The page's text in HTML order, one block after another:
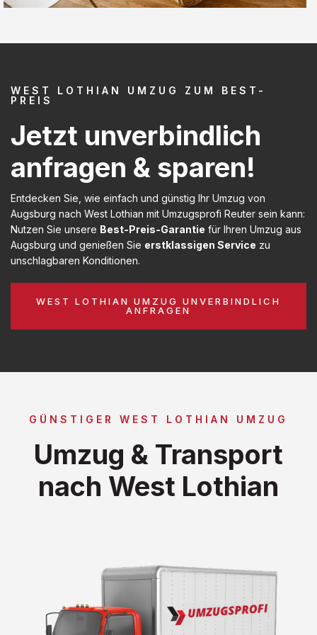
WEST LOTHIAN UMZUG ZUM BEST-
PREIS
Jetzt unverbindlich
anfragen & sparen!
Entdecken Sie, wie einfach und günstig Ihr Umzug von
Augsburg nach West Lothian mit Umzugsprofi Reuter sein kann:
Nutzen Sie unsere Best-Preis-Garantie für Ihren Umzug aus
Augsburg und genießen Sie erstklassigen Service zu
unschlagbaren Konditionen.
WEST LOTHIAN UMZUG UNVERBINDLICH
ANFRAGEN
GÜNSTIGER WEST LOTHIAN UMZUG
Umzug & Transport
nach West Lothian